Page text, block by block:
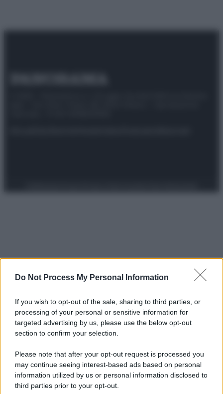
Do Not Process My Personal Information
If you wish to opt-out of the sale, sharing to third parties, or
processing of your personal or sensitive information for
targeted advertising by us, please use the below opt-out
section to confirm your selection.
Please note that after your opt-out request is processed you
may continue seeing interest-based ads based on personal
information utilized by us or personal information disclosed to
third parties prior to your opt-out.